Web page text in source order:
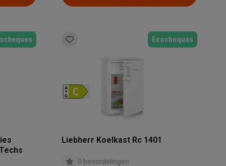
Ecocheques
Liebherr Koelkast Rc 1401
0 beoordelingen